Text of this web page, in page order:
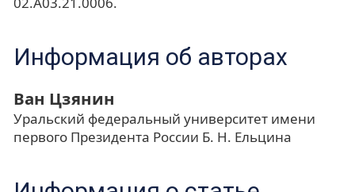
Информация об авторах
Ван Цзянин
Уральский федеральный университет имени
первого Президента России Б. Н. Ельцина